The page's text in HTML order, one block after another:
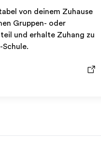
von deinem Zuhause
Gruppen- oder
und erhalte Zuhang zu
Schule.